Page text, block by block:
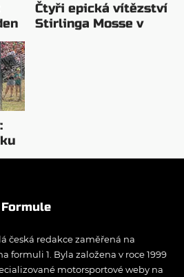
Čtyři epická vítězství
Stirlinga Mosse v
česká redakce zaměřená na
formuli 1. Byla založena v roce 1999
motorsportové weby na